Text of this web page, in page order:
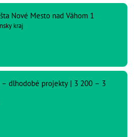
Nové Mesto nad Váhom 1
kraj
– dlhodobé projekty | 3 200 – 3